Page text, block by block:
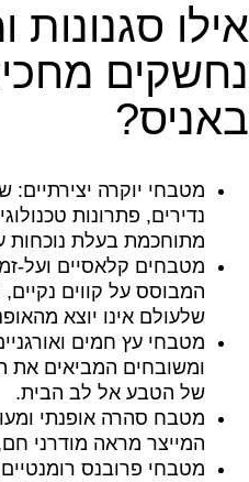
אילו
נחשקים
באניס?
מטבחי יוקרה
נדירים, פתרונות
מתוחכמת בעלת נוכחות
מטבחים קלאסיים ועל-
המבוסס על קווים נקיים,
שלעולם אינו יוצא
מטבחי עץ חמים
ומשובחים המביאים את
של הטבע אל לב הבית.
מטבח סהרה אופנתי
המייצר מראה מודרני
מטבחי פרובנס